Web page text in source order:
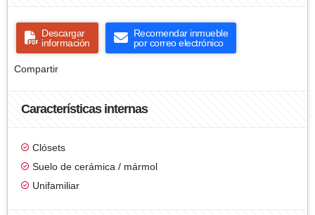
Descargar
información
Recomendar inmueble
por correo electrónico
Compartir
Características internas
Clósets
Suelo de cerámica / mármol
Unifamiliar